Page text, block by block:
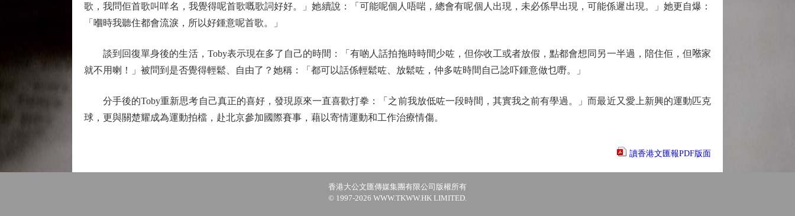
歌，我問佢首歌叫咩名，我覺得呢首歌嘅歌詞好好。」她續說：「可能呢個人唔啱，總會有呢個人出現，未必係早出現，可能係遲出現。」她更自爆：
「嗰時我聽住都會流淚，所以好鍾意呢首歌。」
談到回復單身後的生活，Toby表示現在多了自己的時間：「有啲人話拍拖時時間少咗，但你收工或者放假，點都會想同另一半過，陪住佢，但𠵱家
就不用喇！」被問到是否覺得輕鬆、自由了？她稱：「都可以話係輕鬆咗、放鬆咗，仲多咗時間自己諗吓鍾意做乜嘢。」
分手後的Toby重新思考自己真正的喜好，發現原來一直喜歡打拳：「之前我放低咗一段時間，其實我之前有學過。」而最近又愛上新興的運動匹克
球，更與關楚耀成為運動拍檔，赴北京參加國際賽事，藉以寄情運動和工作治療情傷。
讀香港文匯報PDF版面
香港大公文匯傳媒集團有限公司版權所有
© 1997-2026 WWW.TKWW.HK LIMITED.